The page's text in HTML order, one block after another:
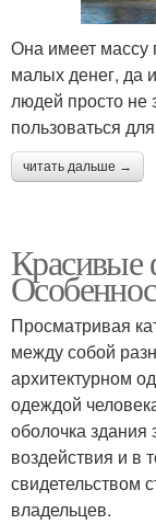
Она имеет массу
малых денег, да
людей просто не
пользоваться
читать дальше →
Красивые
Просматривая
между собой
архитектурном
одеждой
оболочка
воздействия и в
свидетельством
владельцев.